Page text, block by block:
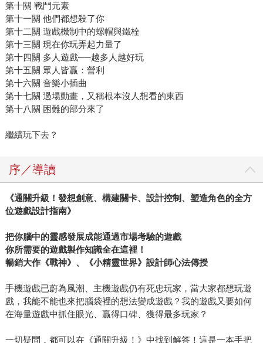
第十關 戰鬥元素
第十一關 他們都想殺了你
第十二關 遊戲機制中的螺帽與鐵栓
第十三關 現在你玩弄起力量了
第十四關 多人遊戲──越多人越好玩
第十五關 眾人皆贏：營利
第十六關 音樂小插曲
第十七關 過場動畫，又稱根本沒人想看的東西
第十八關 困難的部分來了
繼續玩下去？
序／導讀
《通關升級！發想創意、構建關卡、設計控制、塑造角色的全方
位遊戲設計指南》
把你腦中的靈感發展成能通過市場考驗的遊戲
你所需要的遊戲製作知識全在這裡！
暢銷大作《戰神》、《小精靈世界》設計師心法傳授
手機遊戲已蔚為風潮、主機遊戲仍有死忠玩家，當大家都想玩遊
戲，我能不能也來把腦袋裡的想法變成遊戲？我的遊戲又要如何
在海量遊戲中抓住眼光、贏得口碑、獲得最多玩家？
一切疑問，都可以在《通關升級！》中找到解答！這是一本手把